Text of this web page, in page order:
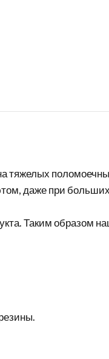
тяжелых
даже при
Таким образом